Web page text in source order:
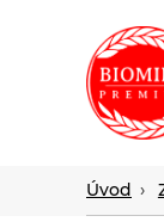
nielen
Úvod